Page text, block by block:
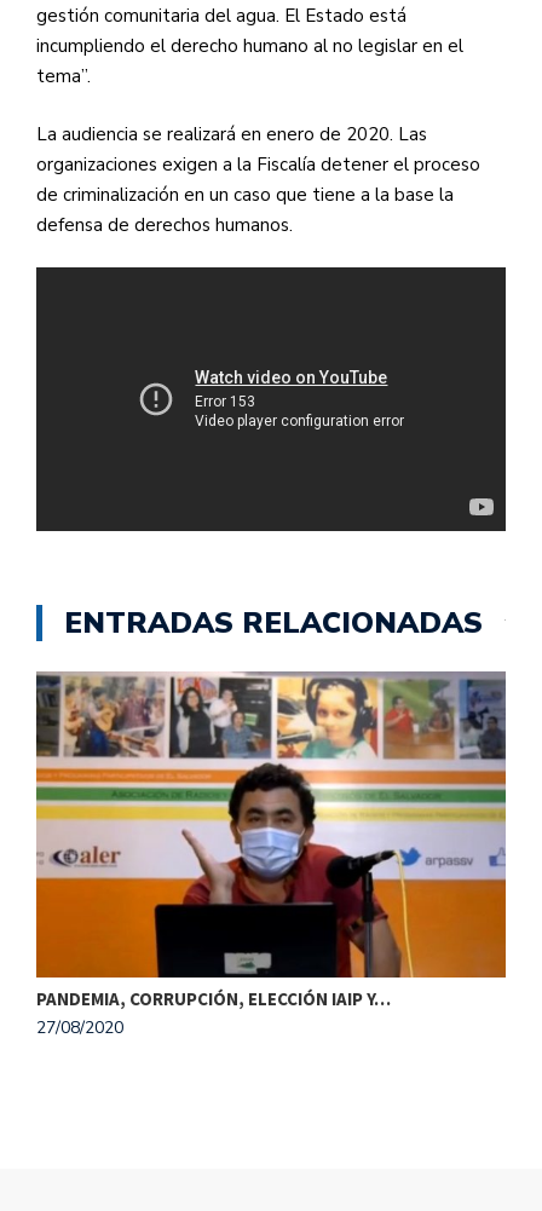
gestión comunitaria del agua. El Estado está
incumpliendo el derecho humano al no legislar en el
tema”.
La audiencia se realizará en enero de 2020. Las
organizaciones exigen a la Fiscalía detener el proceso
de criminalización en un caso que tiene a la base la
defensa de derechos humanos.
ENTRADAS RELACIONADAS
PANDEMIA, CORRUPCIÓN, ELECCIÓN IAIP Y…
27/08/2020